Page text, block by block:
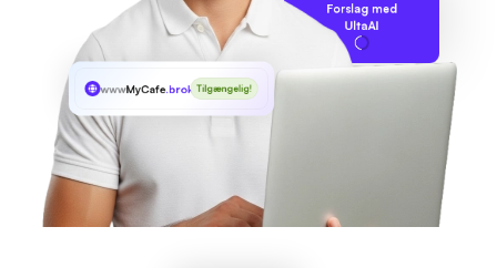
Forslag med
UltaAI
wwwMyCafe.brokerTilgængelig!